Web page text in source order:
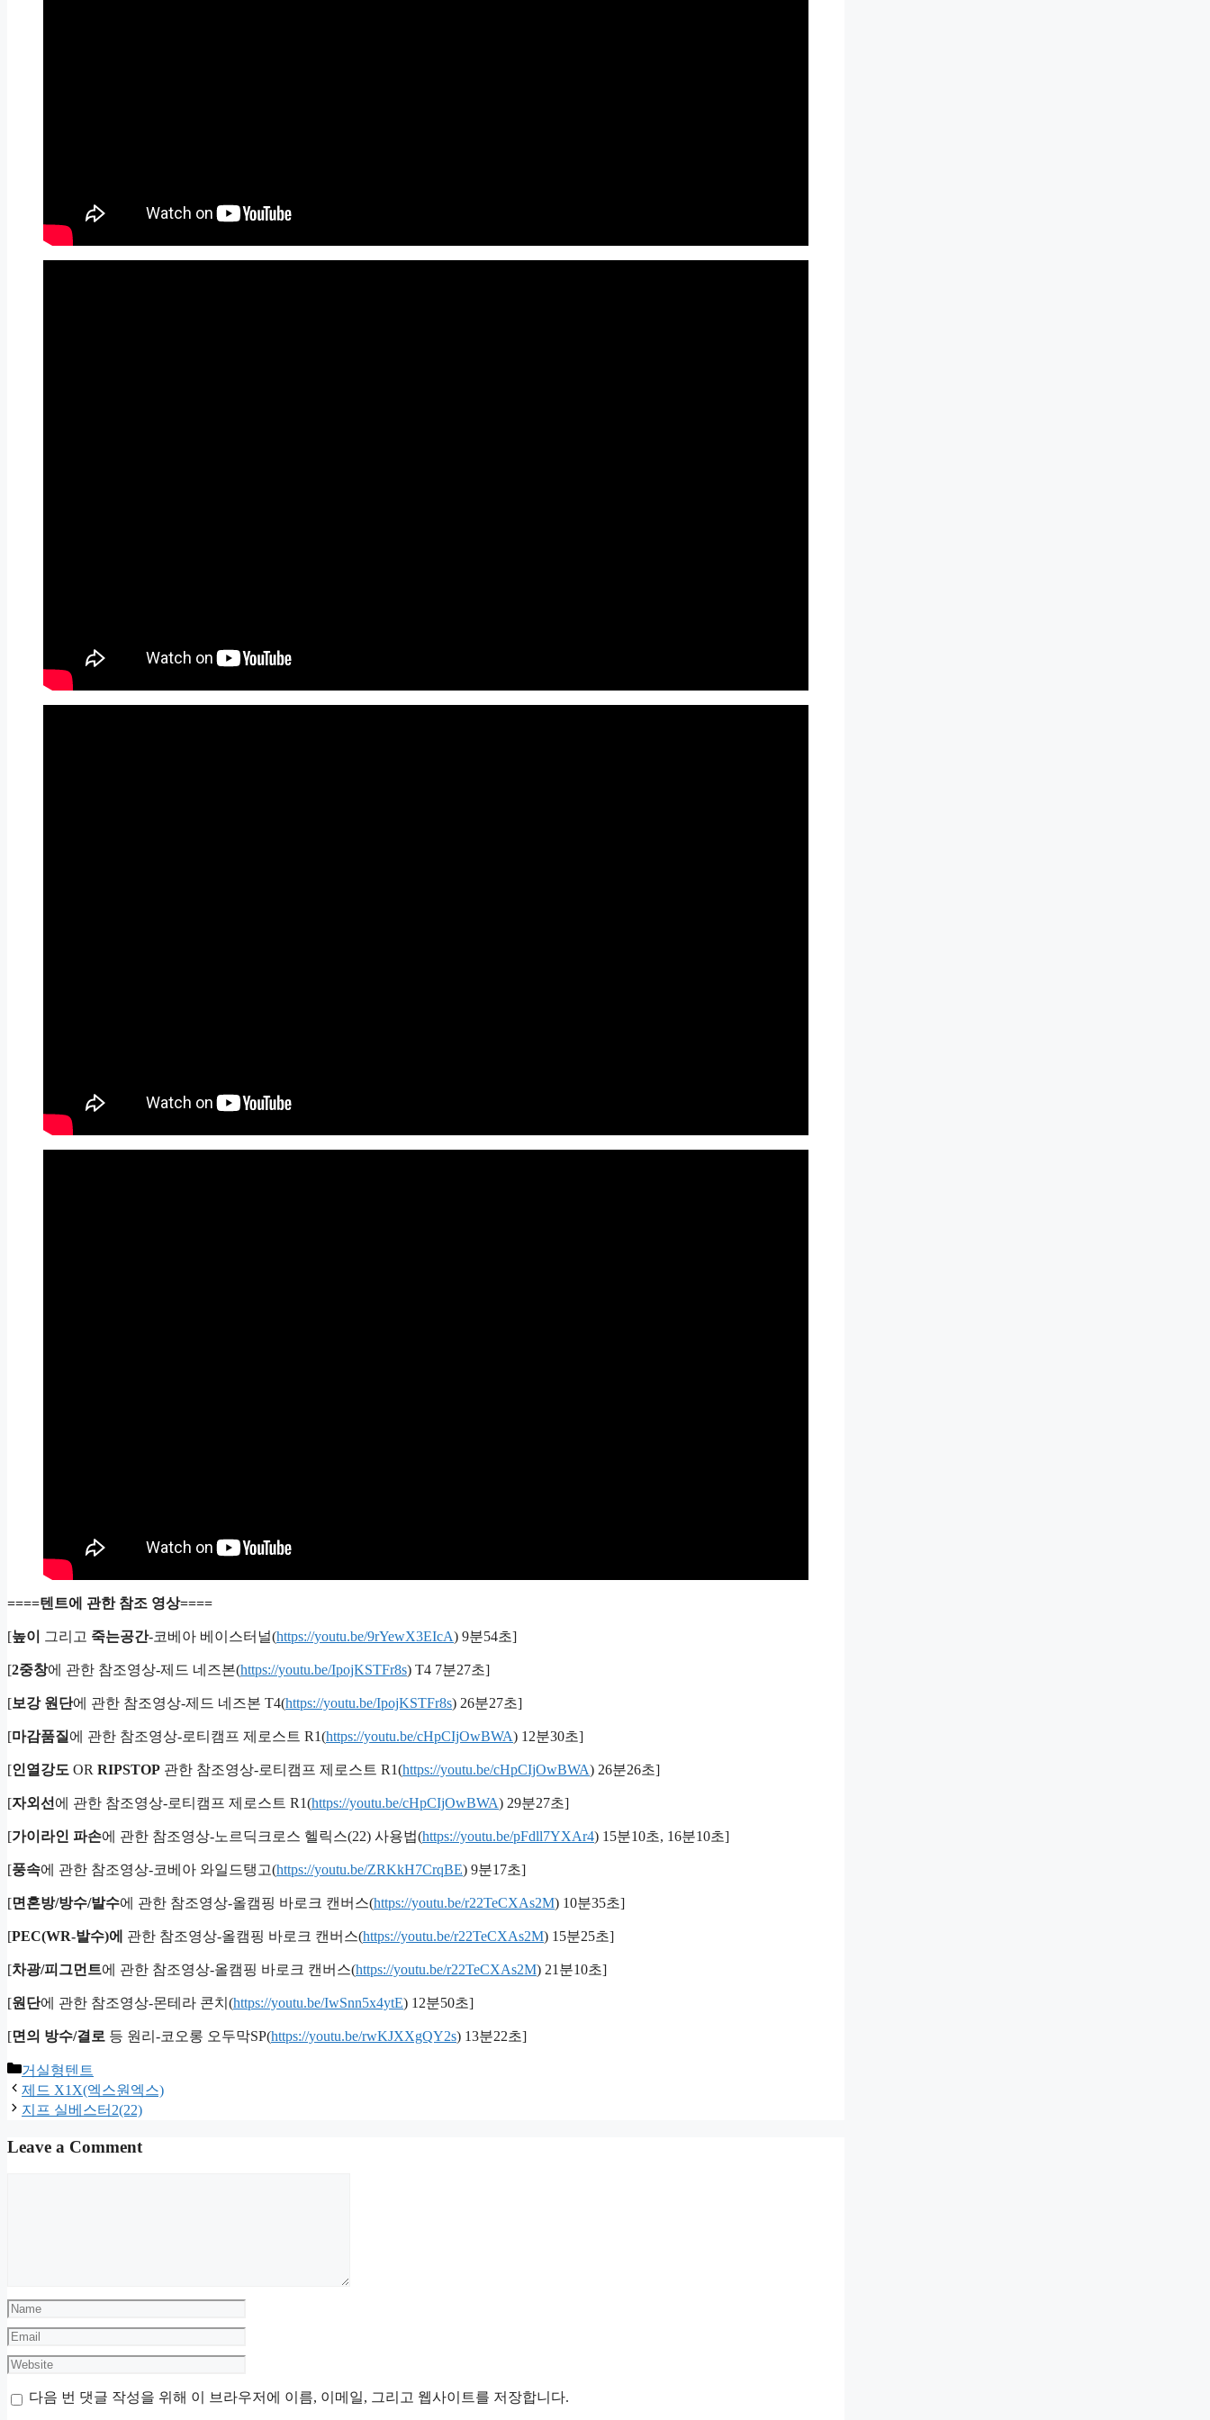
====텐트에 관한 참조 영상====
[높이 그리고 죽는공간-코베아 베이스터널(https://youtu.be/9rYewX3EIcA) 9분54초]
[2중창에 관한 참조영상-제드 네즈본(https://youtu.be/IpojKSTFr8s) T4 7분27초]
[보강 원단에 관한 참조영상-제드 네즈본 T4(https://youtu.be/IpojKSTFr8s) 26분27초]
[마감품질 에 관한 참조영상-로티캠프 제로스트 R1(https://youtu.be/cHpCIjOwBWA) 12분30초]
[인열강도 OR RIPSTOP 관한 참조영상-로티캠프 제로스트 R1(https://youtu.be/cHpCIjOwBWA) 26분26초]
[자외선 에 관한 참조영상-로티캠프 제로스트 R1(https://youtu.be/cHpCIjOwBWA) 29분27초]
[가이라인 파손에 관한 참조영상-노르딕크로스 헬릭스(22) 사용법(https://youtu.be/pFdll7YXAr4) 15분10초, 16분10초]
[풍속에 관한 참조영상-코베아 와일드탱고(https://youtu.be/ZRKkH7CrqBE) 9분17초]
[면혼방/방수/발수에 관한 참조영상-올캠핑 바로크 캔버스(https://youtu.be/r22TeCXAs2M) 10분35초]
[PEC(WR-발수)에 관한 참조영상-올캠핑 바로크 캔버스(https://youtu.be/r22TeCXAs2M) 15분25초]
[차광/피그먼트에 관한 참조영상-올캠핑 바로크 캔버스(https://youtu.be/r22TeCXAs2M) 21분10초]
[원단에 관한 참조영상-몬테라 콘치(https://youtu.be/IwSnn5x4ytE) 12분50초]
[면의 방수/결로 등 원리-코오롱 오두막SP(https://youtu.be/rwKJXXgQY2s) 13분22초]
Categories
거실형텐트
제드 X1X(엑스원엑스)
지프 실베스터2(22)
Leave a Comment
Name
Email
Website
다음 번 댓글 작성을 위해 이 브라우저에 이름, 이메일, 그리고 웹사이트를 저장합니다.